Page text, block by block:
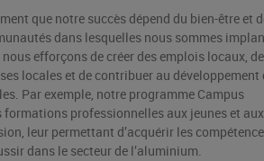
que notre succès dépend du bien-être et
dans lesquelles nous sommes
nous efforçons de créer des emplois locaux, de
locales et de contribuer au développement
Par exemple, notre programme Campus
professionnelles aux jeunes et aux
leur permettant d’acquérir les
dans le secteur de l’aluminium.